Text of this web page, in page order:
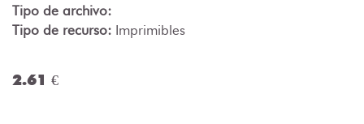
Tipo de archivo:
Tipo de recurso: Imprimibles
2.61 €